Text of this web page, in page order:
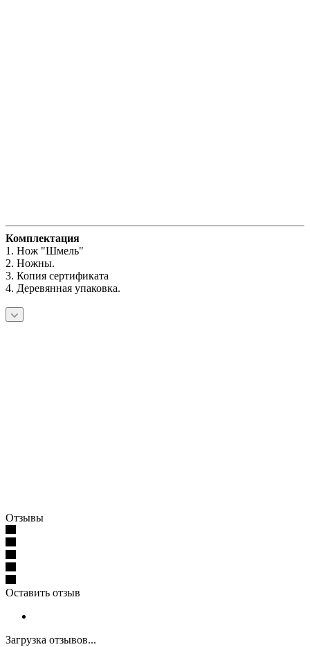
Комплектация
1. Нож "Шмель"
2. Ножны.
3. Копия сертификата
4. Деревянная упаковка.
Отзывы
Оставить отзыв
Загрузка отзывов...